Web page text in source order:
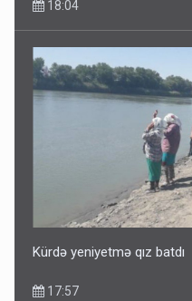
Dünyanı idarə edənlər
14:22
18:04
Kürdə yeniyetmə qız batdı
17:57